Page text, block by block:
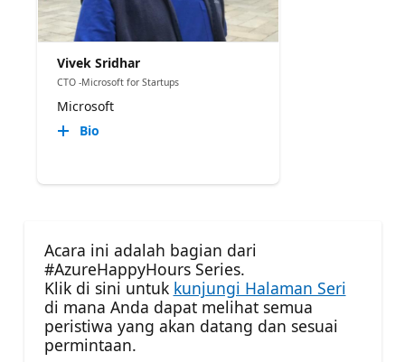
Vivek Sridhar
CTO -Microsoft for Startups
Microsoft
Bio
Acara ini adalah bagian dari
#AzureHappyHours Series.
Klik di sini untuk kunjungi Halaman Seri
di mana Anda dapat melihat semua
peristiwa yang akan datang dan sesuai
permintaan.